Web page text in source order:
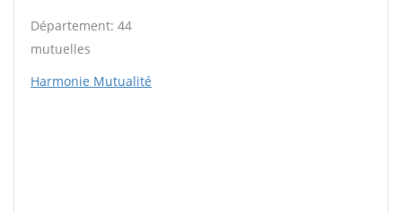
Département: 44
mutuelles
Harmonie Mutualité